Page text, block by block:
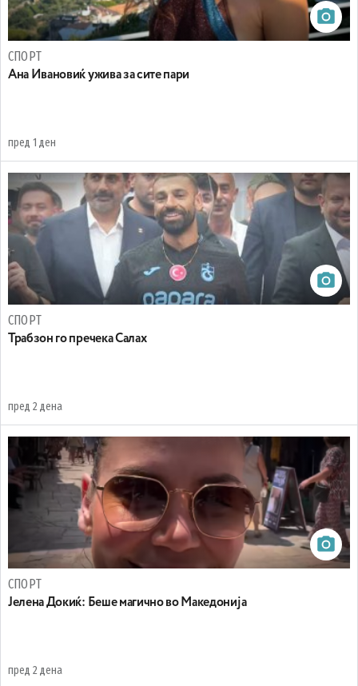
СПОРТ
Ана Ивановиќ ужива за сите пари
пред 1 ден
СПОРТ
Трабзон го пречека Салах
пред 2 дена
СПОРТ
Јелена Докиќ: Беше магично во Македонија
пред 2 дена